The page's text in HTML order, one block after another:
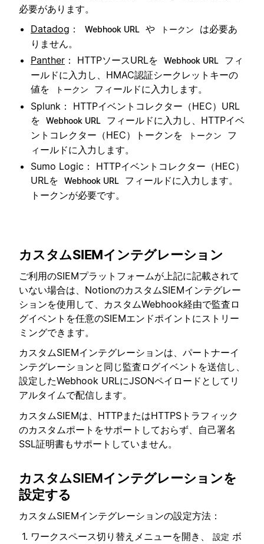
必要があります。
Datadog ： Webhook URL や トークン
は必要あ
りません。
Panther ： HTTPソースURLを Webhook URL
フィ
ールドに入力し、HMAC認証シークレットキーの
値を
トークン
フィールドに入力します。
Splunk： HTTPイベントコレクター（HEC）URL
を
Webhook URL
フィールドに入力し、HTTPイベ
ントコレクター（HEC）トークンを
トークン
フ
ィールドに入力します。
Sumo Logic： HTTPイベントコレクター（HEC）
URLを
Webhook URL
フィールドに入力します。
トークンが必要です。
カスタムSIEMインテグレーション
ご利用のSIEMプラットフォームが上記に記載されて
いない場合は、NotionのカスタムSIEMインテグレー
ションを使用して、カスタムWebhook経由で監査ロ
グイベントを任意のSIEMエンドポイントにストリー
ミングできます。
カスタムSIEMインテグレーションは、パートナーイ
ンテグレーションと同じ監査ログイベントを送信し、
設定したWebhook URLにJSONペイロードとしてリ
アルタイムで配信します。
カスタムSIEMは、HTTPまたはHTTPSトラフィック
のカスタムポートをサポートしておらず、自己署名
SSL証明書もサポートしていません。
カスタムSIEMインテグレーションを
設定する
カスタムSIEMインテグレーションの設定方法：
ワークスペース切り替えメニューを開き、
設定 ボ